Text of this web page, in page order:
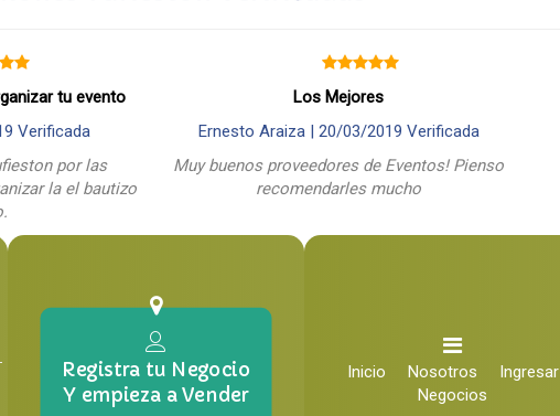
tu evento
Verificada
por las
la el bautizo
Los Mejores
Ernesto Araiza | 20/03/2019 Verificada
Muy buenos proveedores de Eventos! Pienso
recomendarles mucho
Registra tu Negocio
Y empieza a Vender
Inicio Nosotros
Ingresar
Negocios